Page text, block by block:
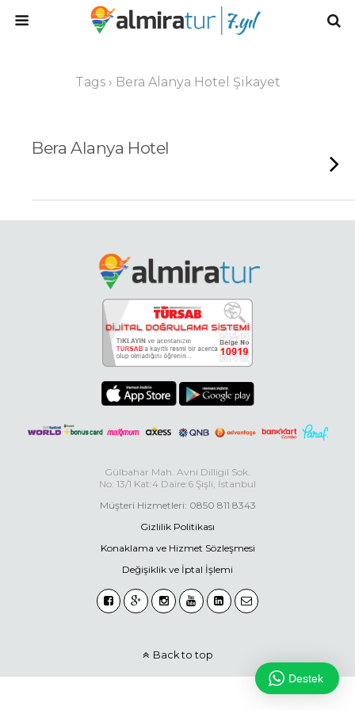
Tags › Bera Alanya Hotel Şikayet
Bera Alanya Hotel
Gülbahar Mah. Avni Dilligil Sok.
No: 13/1 Kat:4 Daire:6 Şişli, İstanbul
Müşteri Hizmetleri: 0850 811 8343
Gizlilik Politikası
Konaklama ve Hizmet Sözleşmesi
Değişiklik ve İptal İşlemi
Back to top
Destek